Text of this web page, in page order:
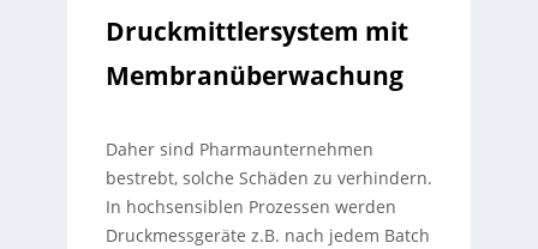
Druckmittlersystem mit
Membranüberwachung
Daher sind Pharmaunternehmen
bestrebt, solche Schäden zu verhindern.
In hochsensiblen Prozessen werden
Druckmessgeräte z.B. nach jedem Batch